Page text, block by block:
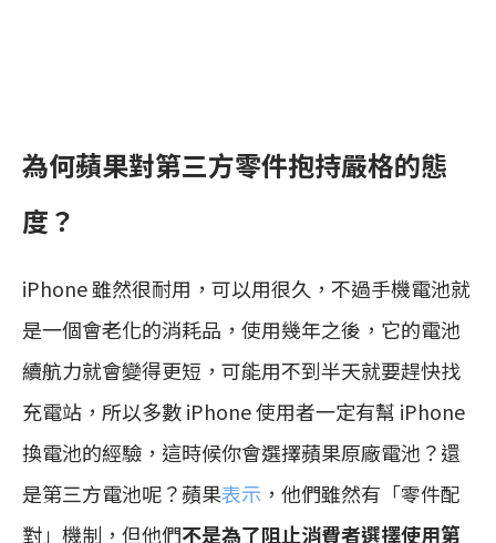
為何蘋果對第三方零件抱持嚴格的態
度？
iPhone 雖然很耐用，可以用很久，不過手機電池就
是一個會老化的消耗品，使用幾年之後，它的電池
續航力就會變得更短，可能用不到半天就要趕快找
充電站，所以多數 iPhone 使用者一定有幫 iPhone
換電池的經驗，這時候你會選擇蘋果原廠電池？還
是第三方電池呢？蘋果表示 ，他們雖然有「零件配
對」機制，但他們不是為了阻止消費者選擇使用第